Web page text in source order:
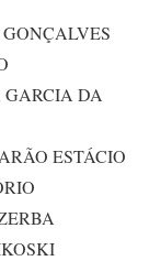
DA
ESTÁCIO